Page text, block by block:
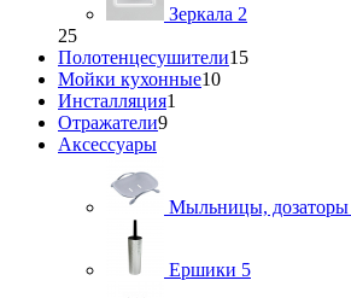
Зеркала 2
25
Полотенцесушители15
Мойки кухонные10
Инсталляция1
Отражатели9
Аксессуары
Мыльницы, дозаторы
Ершики 5